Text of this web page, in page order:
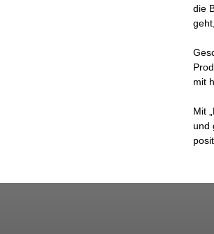
die
mit
Mit
und